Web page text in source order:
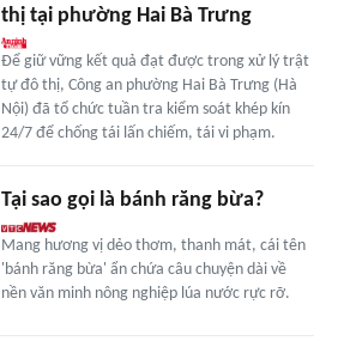
thị tại phường Hai Bà Trưng
Để giữ vững kết quả đạt được trong xử lý trật
tự đô thị, Công an phường Hai Bà Trưng (Hà
Nội) đã tổ chức tuần tra kiểm soát khép kín
24/7 để chống tái lấn chiếm, tái vi phạm.
Tại sao gọi là bánh răng bừa?
Mang hương vị dẻo thơm, thanh mát, cái tên
'bánh răng bừa' ẩn chứa câu chuyện dài về
nền văn minh nông nghiệp lúa nước rực rỡ.